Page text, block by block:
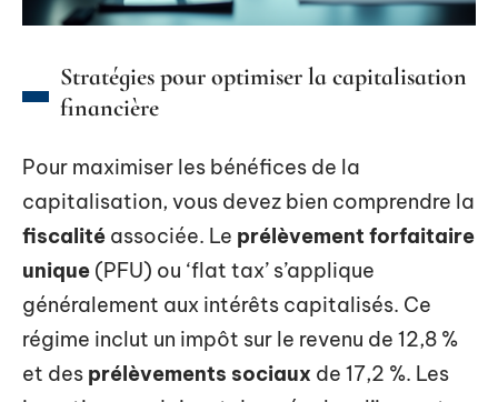
Stratégies pour optimiser la capitalisation
financière
Pour maximiser les bénéfices de la
capitalisation, vous devez bien comprendre la
fiscalité associée. Le prélèvement forfaitaire
unique (PFU) ou ‘flat tax’ s’applique
généralement aux intérêts capitalisés. Ce
régime inclut un impôt sur le revenu de 12,8 %
et des prélèvements sociaux de 17,2 %. Les